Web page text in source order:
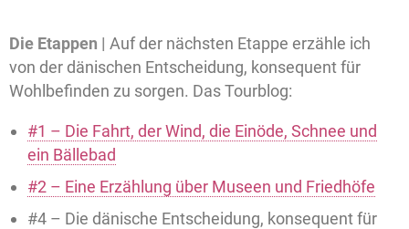
Die Etappen | Auf der nächsten Etappe erzähle ich
von der dänischen Entscheidung, konsequent für
Wohlbefinden zu sorgen. Das Tourblog:
#1 – Die Fahrt, der Wind, die Einöde, Schnee und
ein Bällebad
#2 – Eine Erzählung über Museen und Friedhöfe
#4 – Die dänische Entscheidung, konsequent für